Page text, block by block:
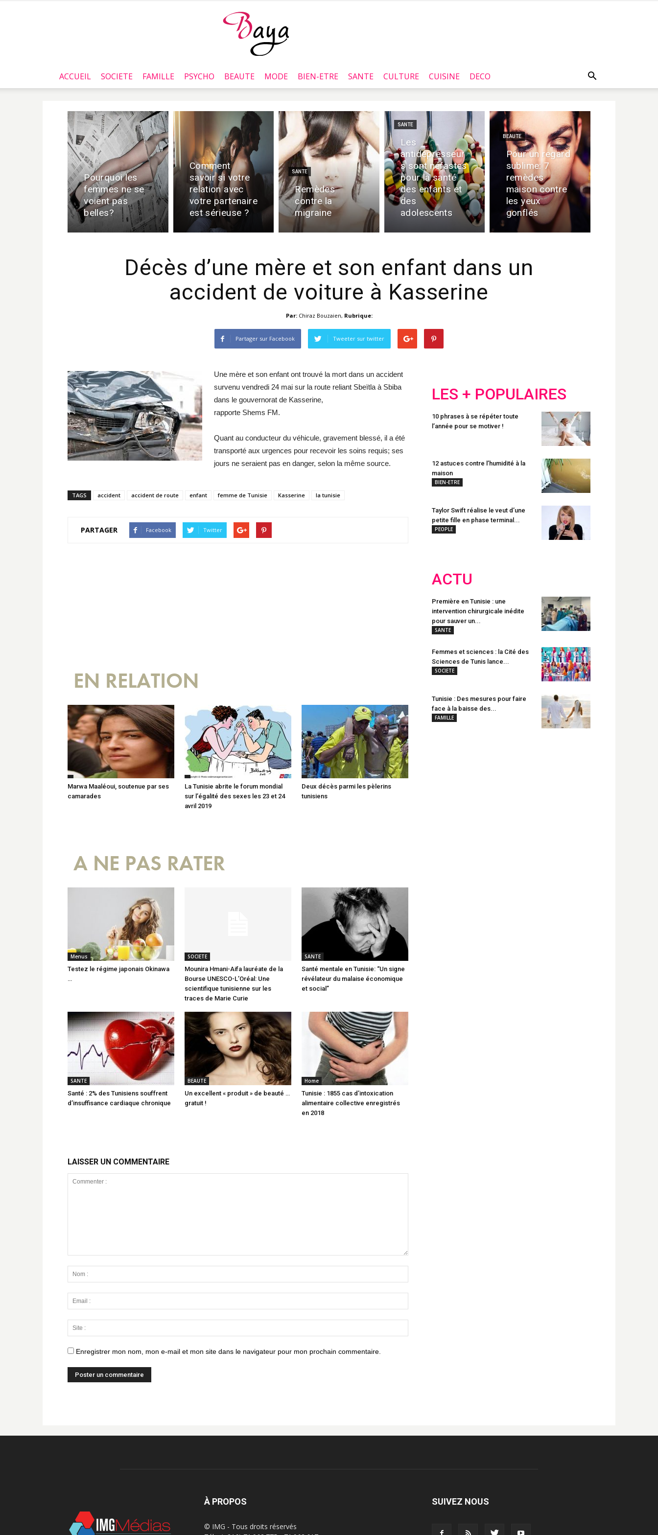
Baya.tn
ACCUEIL SOCIETE FAMILLE PSYCHO BEAUTE MODE BIEN-ETRE SANTE CULTURE CUISINE DECO
Pourquoi les
femmes ne se
voient pas
belles?
Comment
savoir si votre
relation avec
votre partenaire
est sérieuse ?
SANTE
Remèdes
contre la
migraine
SANTE
Les
antidépresseur
s sont néfastes
pour la santé
des enfants et
des
adolescents
BEAUTE
Pour un regard
sublime: 7
remèdes
maison contre
les yeux
gonflés
Décès d’une mère et son enfant dans un
accident de voiture à Kasserine
Par: Chiraz Bouzaien, Rubrique:
Partager sur Facebook Tweeter sur twitter
Une mère et son enfant ont trouvé la mort dans un accident
survenu vendredi 24 mai sur la route reliant Sbeïtla à Sbiba
dans le gouvernorat de Kasserine,
rapporte Shems FM.
Quant au conducteur du véhicule, gravement blessé, il a été
transporté aux urgences pour recevoir les soins requis; ses
jours ne seraient pas en danger, selon la même source.
TAGS accident accident de route enfant femme de Tunisie Kasserine la tunisie
PARTAGER Facebook Twitter
EN RELATION
Marwa Maaléoui, soutenue par ses
camarades
La Tunisie abrite le forum mondial
sur l’égalité des sexes les 23 et 24
avril 2019
Deux décès parmi les pèlerins
tunisiens
A NE PAS RATER
Menus
Testez le régime japonais Okinawa
…
SOCIETE
Mounira Hmani-Aifa lauréate de la
Bourse UNESCO-L’Oréal: Une
scientifique tunisienne sur les
traces de Marie Curie
SANTE
Santé mentale en Tunisie: “Un signe
révélateur du malaise économique
et social”
SANTE
Santé : 2% des Tunisiens souffrent
d’insuffisance cardiaque chronique
BEAUTE
Un excellent « produit » de beauté …
gratuit !
Home
Tunisie : 1855 cas d’intoxication
alimentaire collective enregistrés
en 2018
LAISSER UN COMMENTAIRE
Enregistrer mon nom, mon e-mail et mon site dans le navigateur pour mon prochain commentaire.
LES + POPULAIRES
10 phrases à se répéter toute
l’année pour se motiver !
12 astuces contre l’humidité à la
maison
BIEN-ETRE
Taylor Swift réalise le veut d’une
petite fille en phase terminal...
PEOPLE
ACTU
Première en Tunisie : une
intervention chirurgicale inédite
pour sauver un...
SANTE
Femmes et sciences : la Cité des
Sciences de Tunis lance...
SOCIETE
Tunisie : Des mesures pour faire
face à la baisse des...
FAMILLE
À PROPOS
© IMG - Tous droits réservés
SUIVEZ NOUS